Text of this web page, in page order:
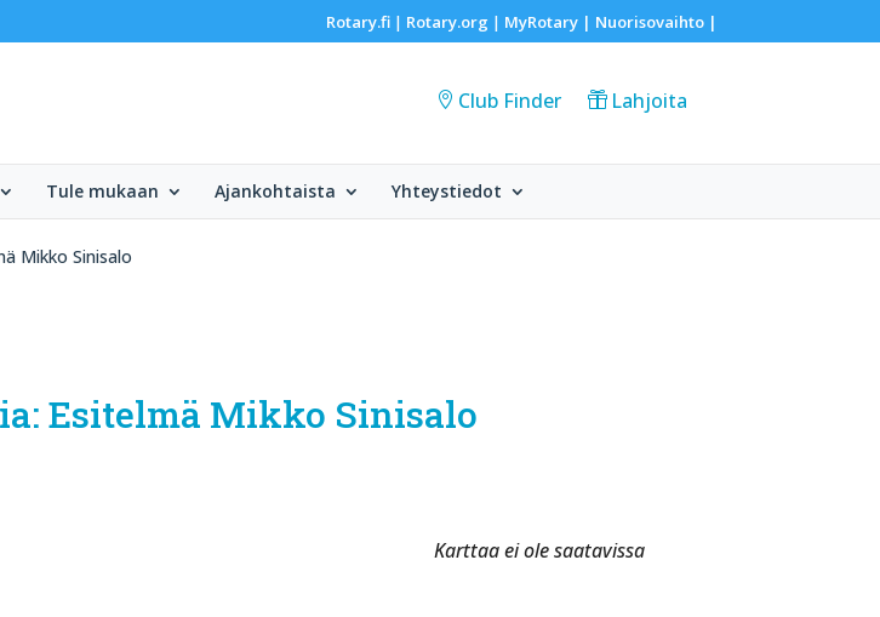
Rotary.fi| Rotary.org | MyRotary | Nuorisovaihto|
Club Finder Lahjoita
Tule mukaan Ajankohtaista Yhteystiedot
Mikko Sinisalo
Esitelmä Mikko Sinisalo
Karttaa ei ole saatavissa